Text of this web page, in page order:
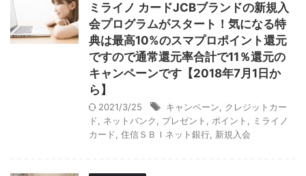
ミライノ カードJCBブランドの新規入
会プログラムがスタート！気になる特
典は最高10%のスマプロポイント還元
ですので通常還元率合計で11％還元の
キャンペーンです【2018年7月1日か
ら】
2021/3/25 キャンペーン
クレジットカー
ド
ネットバンク プレゼント ポイント
ミライノ
カード
住信ＳＢＩネット銀行 新規入会